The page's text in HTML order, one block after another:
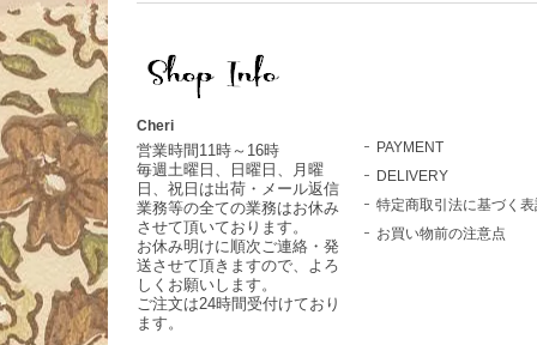
Cheri
営業時間11時～16時
毎週土曜日、日曜日、月曜
日、祝日は出荷・メール返信
業務等の全ての業務はお休み
させて頂いております。
お休み明けに順次ご連絡・発
送させて頂きますので、よろ
しくお願いします。
ご注文は24時間受付けており
ます。
PAYMENT
DELIVERY
特定商取引法に基づく
お買い物前の注意点